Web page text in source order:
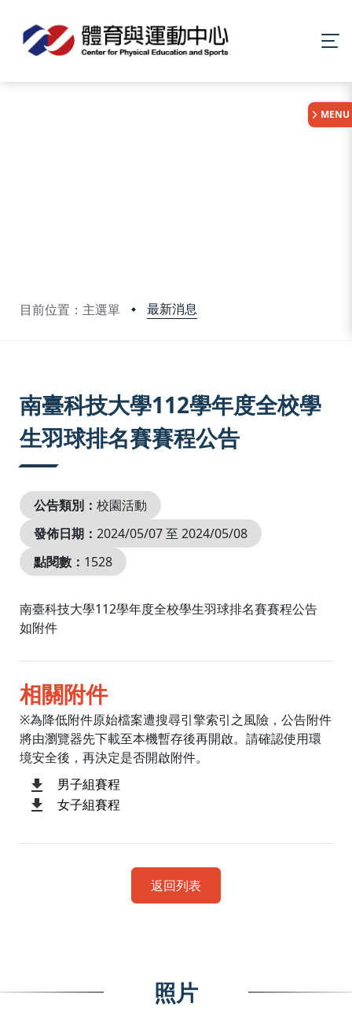
目前位置：主選單 最新消息
MENU
南臺科技大學112學年度全校學
生羽球排名賽賽程公告
公告類別： 校園活動
發佈日期： 2024/05/07 至 2024/05/08
點閱數： 1528
南臺科技大學112學年度全校學生羽球排名賽賽程公告
如附件
相關附件
※為降低附件原始檔案遭搜尋引擎索引之風險，公告附件
將由瀏覽器先下載至本機暫存後再開啟。請確認使用環
境安全後，再決定是否開啟附件。
男子組賽程
女子組賽程
返回列表
照片